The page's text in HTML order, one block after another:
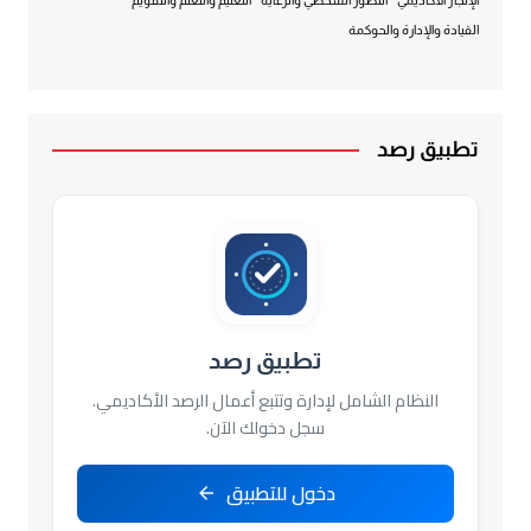
القيادة والإدارة والحوكمة
تطبيق رصد
تطبيق رصد
النظام الشامل لإدارة وتتبع أعمال الرصد الأكاديمي.
سجل دخولك الآن.
دخول للتطبيق